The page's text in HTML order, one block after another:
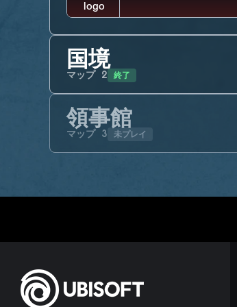
国境
マップ 2 終了
領事館
マップ 3 未プレイ